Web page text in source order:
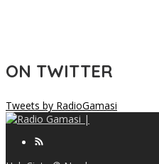
ON TWITTER
Tweets by RadioGamasi